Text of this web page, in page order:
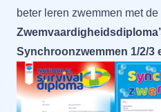
beter leren zwemmen met
Synchroonzwemmen 1/2/3